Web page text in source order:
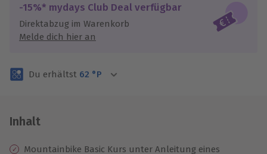
Jeder Gutschein für alle Erlebnisse einlösbar.
Maximale Sicherheit
3 Jahre gültig & verlängerbar.
-15%* mydays Club Deal verfügbar
Direktabzug im Warenkorb
Melde dich hier an
Du erhältst 62 °P
Inhalt
Mountainbike Basic Kurs unter Anleitung eines